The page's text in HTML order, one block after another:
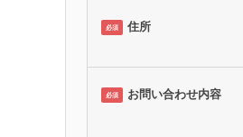
必須 住所
必須 お問い合わせ内容